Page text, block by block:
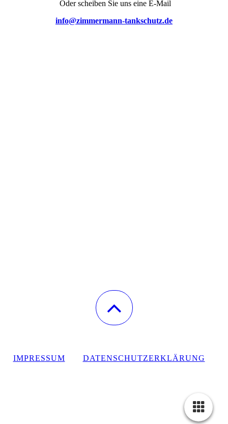
Oder scheiben Sie uns eine E-Mail
info@zimmermann-tankschutz.de
IMPRESSUM DATENSCHUTZERKLÄRUNG